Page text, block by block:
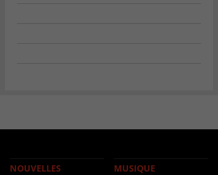
NOUVELLES MUSIQUE